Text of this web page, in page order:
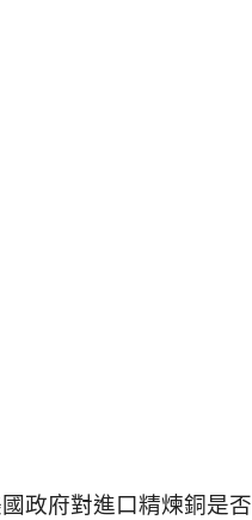
政府對進口精煉銅是